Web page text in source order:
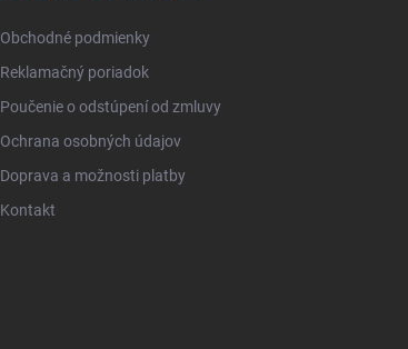
Obchodné podmienky
Reklamačný poriadok
Poučenie o odstúpení od zmluvy
Ochrana osobných údajov
Doprava a možnosti platby
Kontakt